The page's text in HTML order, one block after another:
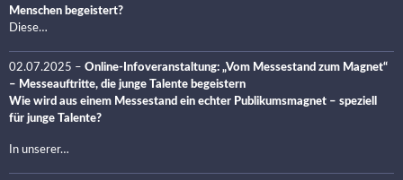
Menschen begeistert?
Diese…
02.07.2025 – Online-Infoveranstaltung: „Vom Messestand zum Magnet“
– Messeauftritte, die junge Talente begeistern
Wie wird aus einem Messestand ein echter Publikumsmagnet – speziell
für junge Talente?
In unserer…